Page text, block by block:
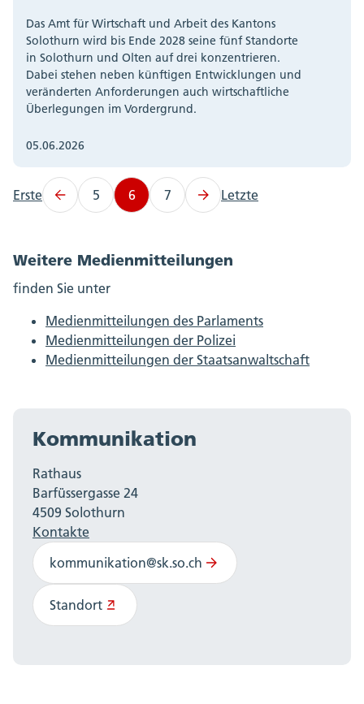
Das Amt für Wirtschaft und Arbeit des Kantons
Solothurn wird bis Ende 2028 seine fünf Standorte
in Solothurn und Olten auf drei konzentrieren.
Dabei stehen neben künftigen Entwicklungen und
veränderten Anforderungen auch wirtschaftliche
Überlegungen im Vordergrund.
05.06.2026
Erste 5 6 7 Letzte
Weitere Medienmitteilungen
finden Sie unter
Medienmitteilungen des Parlaments
Medienmitteilungen der Polizei
Medienmitteilungen der Staatsanwaltschaft
Kommunikation
Rathaus
Barfüssergasse 24
4509 Solothurn
Kontakte
kommunikation@sk.so.ch
Standort